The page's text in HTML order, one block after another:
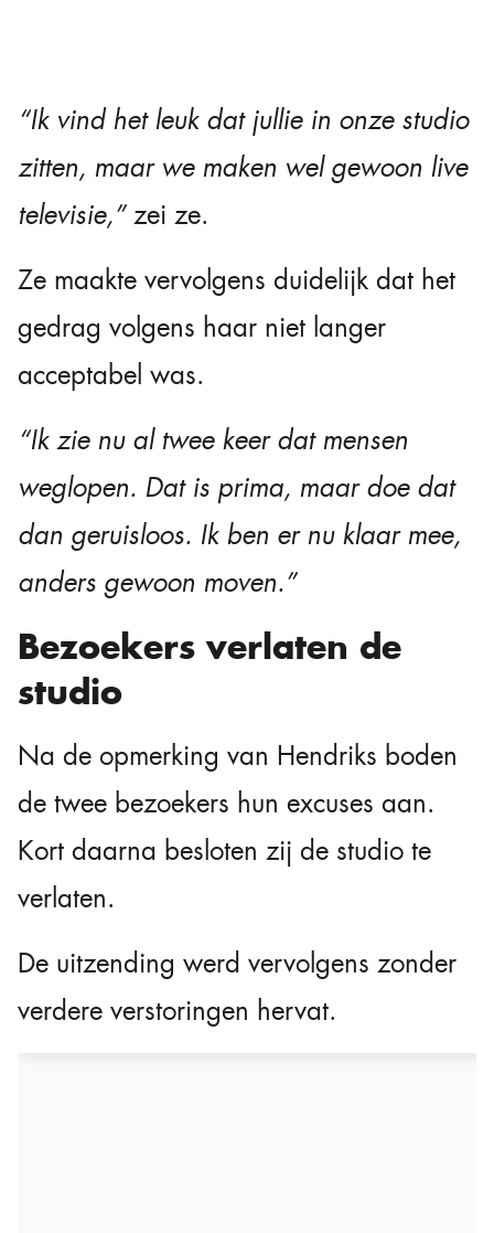
“Ik vind het leuk dat jullie in onze studio
zitten, maar we maken wel gewoon live
televisie,”zei ze.
Ze maakte vervolgens duidelijk dat het
gedrag volgens haar niet langer
acceptabel was.
“Ik zie nu al twee keer dat mensen
weglopen. Dat is prima, maar doe dat
dan geruisloos. Ik ben er nu klaar mee,
anders gewoon moven.”
Bezoekers verlaten de
studio
Na de opmerking van Hendriks boden
de twee bezoekers hun excuses aan.
Kort daarna besloten zij de studio te
verlaten.
De uitzending werd vervolgens zonder
verdere verstoringen hervat.